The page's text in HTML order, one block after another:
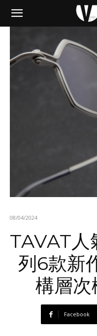
08/04/2024
TAVAT
列6款新
構層次
Facebook